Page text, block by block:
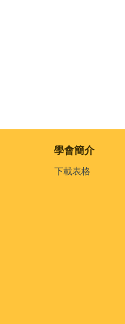
學會簡介
下載表格